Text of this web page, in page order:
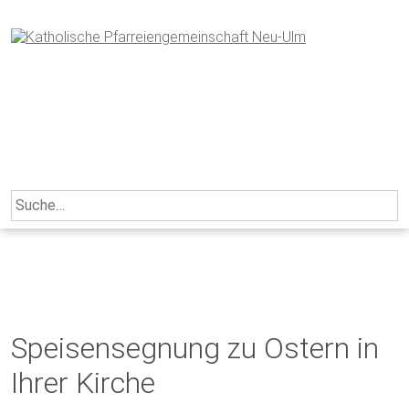
to
content
Search
for:
Speisensegnung zu Ostern in
Ihrer Kirche